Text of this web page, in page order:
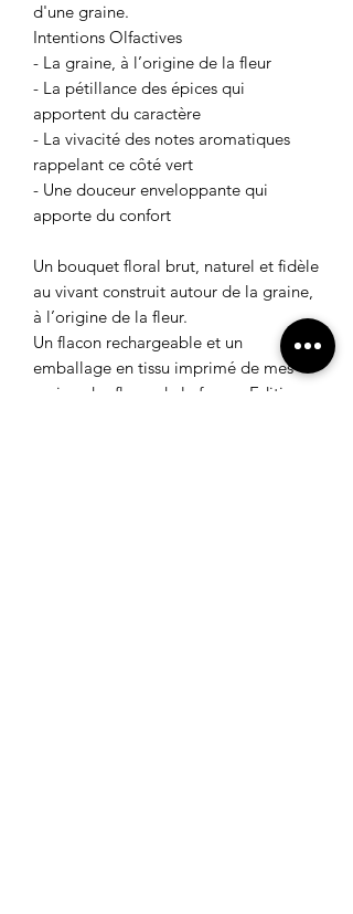
d'une graine.
Intentions Olfactives
- La graine, à l’origine de la fleur
- La pétillance des épices qui
apportent du caractère
- La vivacité des notes aromatiques
rappelant ce côté vert
- Une douceur enveloppante qui
apporte du confort
Un bouquet floral brut, naturel et fidèle
au vivant construit autour de la graine,
à l’origine de la fleur.
Un flacon rechargeable et un
emballage en tissu imprimé de mes
mains, des fleurs de la ferme. Edition